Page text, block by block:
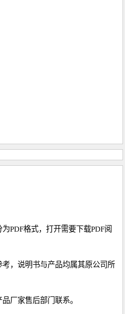
PDF格式，打开需要下载PDF阅
，说明书与产品均属其原公司所
厂家售后部门联系。